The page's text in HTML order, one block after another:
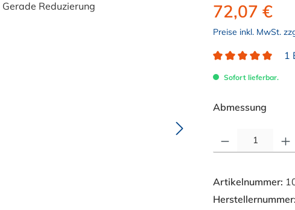
72,07 €
Preise inkl. MwSt.
1
Sofort lieferbar.
Abmessung
Artikelnummer:
Herstellernummer: